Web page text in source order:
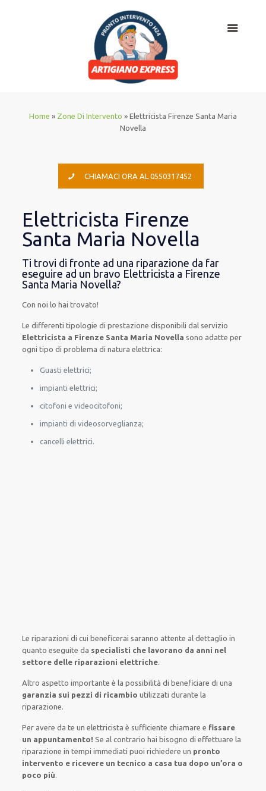
Home » Zone Di Intervento » Elettricista Firenze Santa Maria
Novella
CHIAMACI ORA AL 0550317452
Elettricista Firenze
Santa Maria Novella
Ti trovi di fronte ad una riparazione da far
eseguire ad un bravo Elettricista a Firenze
Santa Maria Novella?
Con noi lo hai trovato!
Ledifferenti tipologie diprestazione disponibili dal servizio
Elettricista a Firenze Santa Maria Novella sono adatte per
ogni tipo di problema di natura elettrica:
Guasti elettrici;
impianti elettrici;
citofoni e videocitofoni;
impianti di videosorveglianza;
cancelli elettrici.
Le riparazioni di cui beneficerai saranno attente al dettaglio in
quanto eseguite da specialisti che lavorano da anni nel
settore delle riparazioni elettriche.
Altro aspetto importante è la possibilità di beneficiare di una
garanzia sui pezzi di ricambioutilizzati durante la
riparazione.
Per avereda te un elettricistaè sufficiente chiamare e fissare
un appuntamento! Se al contrario hai bisogno dieffettuare la
riparazione in tempiimmediati puoi richiedere un pronto
intervento e ricevere un tecnico a casa tua dopo un’ora o
poco più.